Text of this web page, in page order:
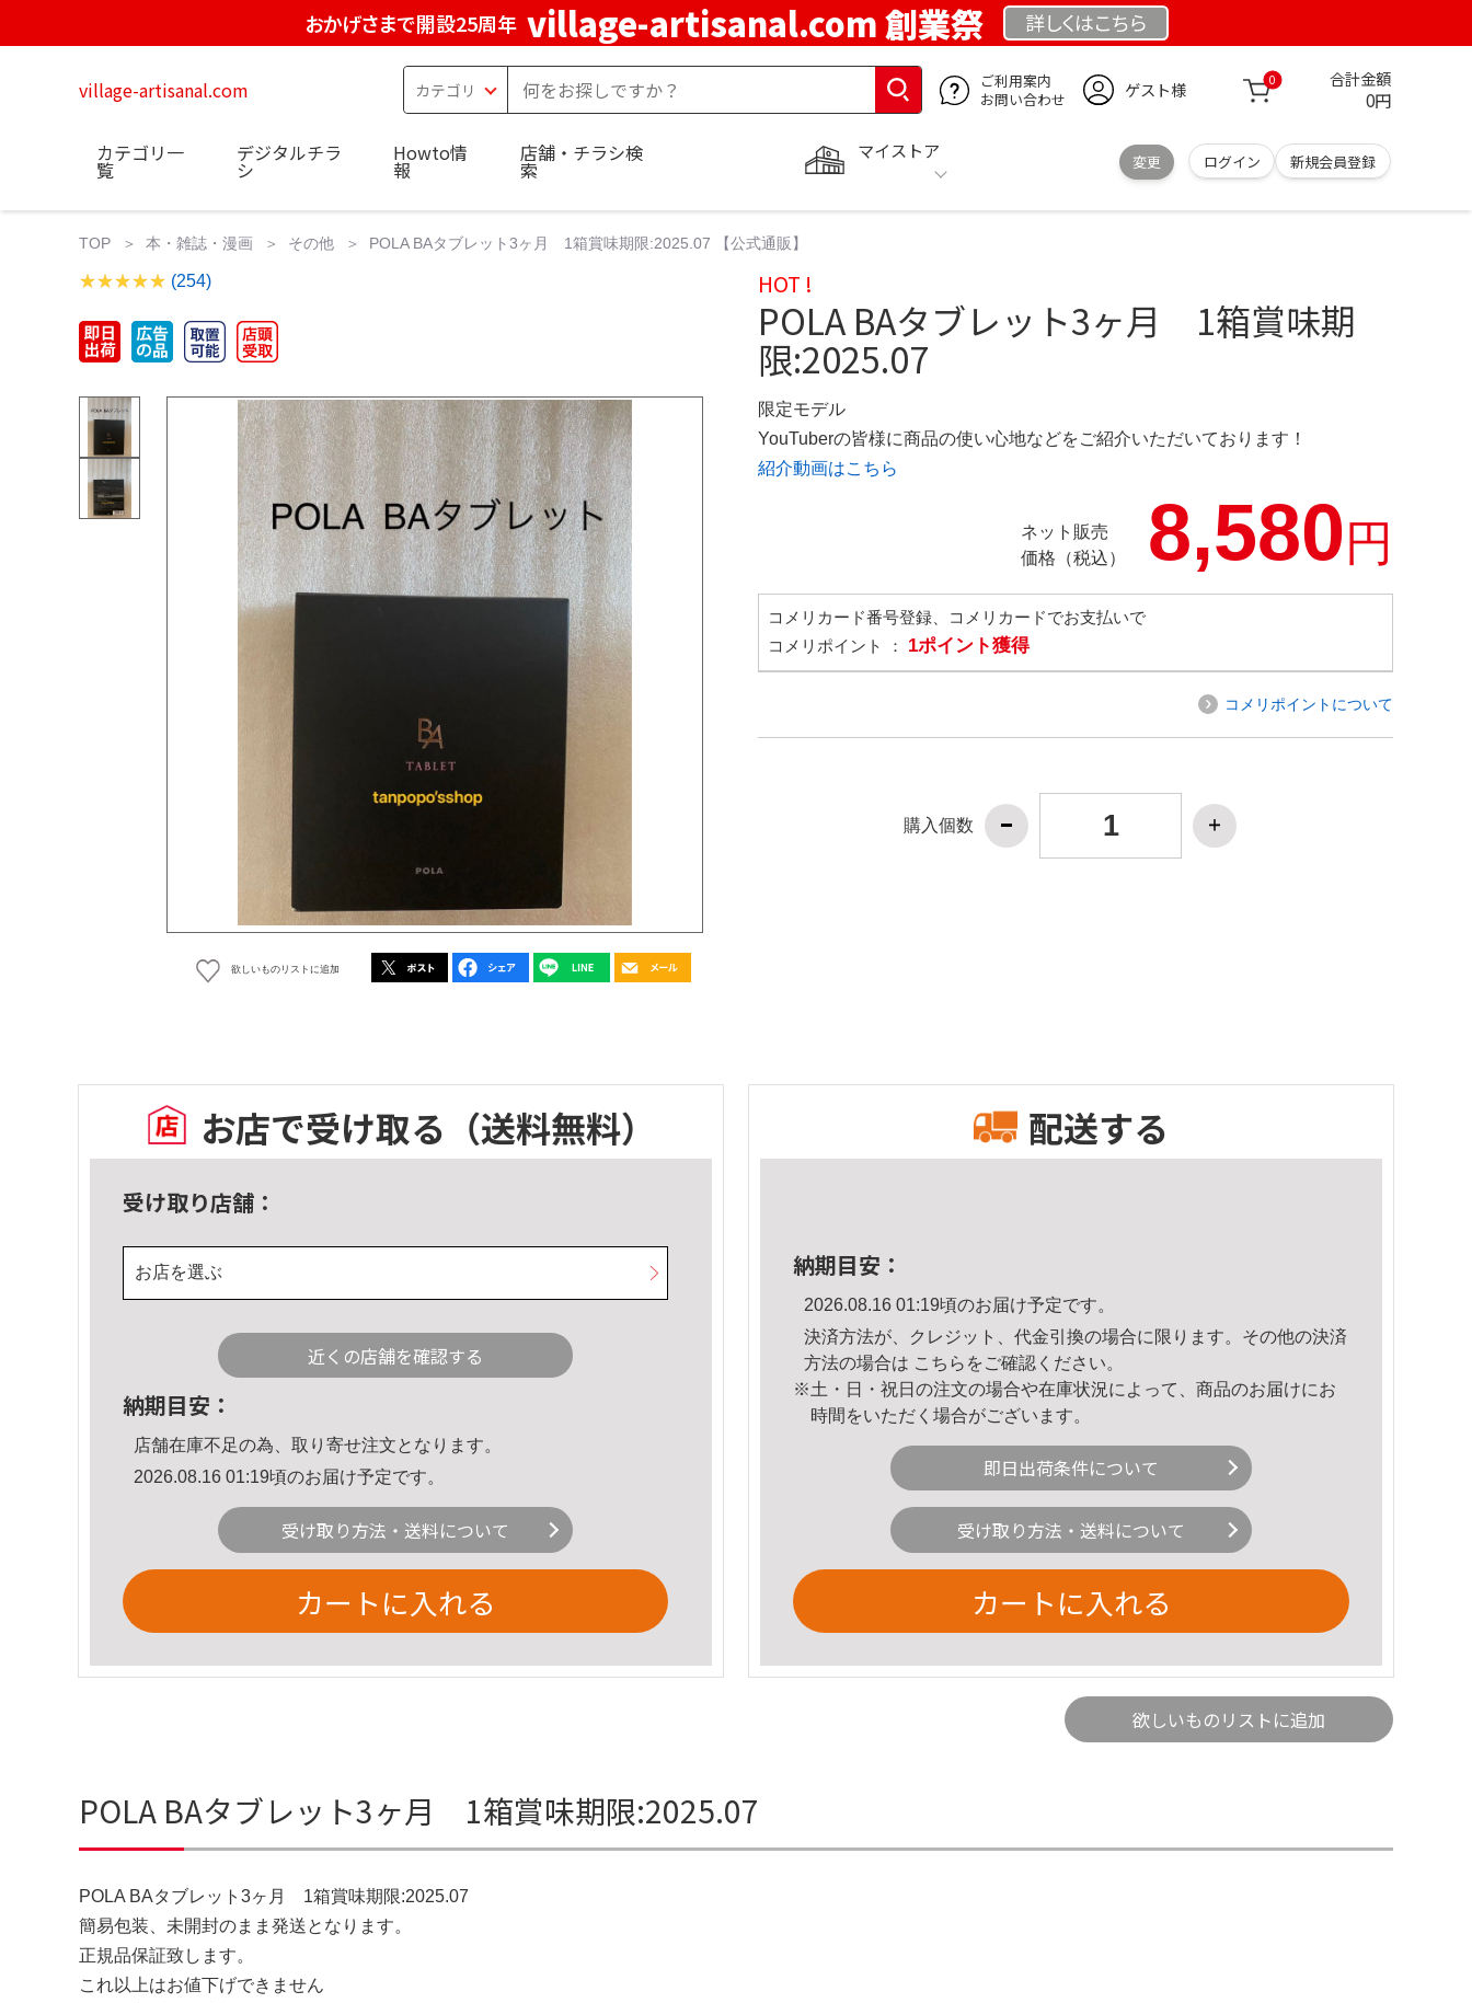
おかげさまで開設25周年 village-artisanal.com 創業祭 詳しくはこちら
village-artisanal.com
ご利用案内
お問い合わせ
ゲスト様 0 合計金額
0円
マイストア
変更 ログイン 新規会員登録
カテゴリ一
覧
デジタルチラ
シ
Howto情
報
店舗・チラシ検
索
TOP 本・雑誌・漫画 その他 POLA BAタブレット3ヶ月 1箱賞味期限:2025.07 【公式通販】
(254)
欲しいものリストに追加
HOT !
POLA BAタブレット3ヶ月 1箱賞味期
限:2025.07
限定モデル
YouTuberの皆様に商品の使い心地などをご紹介いただいております！
紹介動画はこちら
ネット販売
価格（税込）
8,580円
コメリカード番号登録、コメリカードでお支払いで
コメリポイント ： 1ポイント獲得
コメリポイントについて
購入個数
お店で受け取る （送料無料）
受け取り店舗：
お店を選ぶ
近くの店舗を確認する
納期目安：
店舗在庫不足の為、取り寄せ注文となります。
2026.08.16 01:19頃のお届け予定です。
受け取り方法・送料について
カートに入れる
配送する
納期目安：
2026.08.16 01:19頃のお届け予定です。
決済方法が、クレジット、代金引換の場合に限ります。その他の決済
方法の場合は こちら をご確認ください。
※土・日・祝日の注文の場合や在庫状況によって、商品のお届けにお
時間をいただく場合がございます。
即日出荷条件について
受け取り方法・送料について
カートに入れる
欲しいものリストに追加
POLA BAタブレット3ヶ月 1箱賞味期限:2025.07
POLA BAタブレット3ヶ月 1箱賞味期限:2025.07
簡易包装、未開封のまま発送となります。
正規品保証致します。
これ以上はお値下げできません